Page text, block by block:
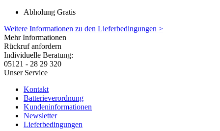
Abholung Gratis
Weitere Informationen zu den Lieferbedingungen >
Mehr Informationen
Rückruf anfordern
Individuelle Beratung:
05121 - 28 29 320
Unser Service
Kontakt
Batterieverordnung
Kundeninformationen
Newsletter
Lieferbedingungen